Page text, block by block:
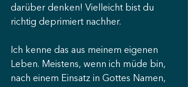
darüber denken! Vielleicht bist du
richtig deprimiert nachher.
Ich kenne das aus meinem eigenen
Leben. Meistens, wenn ich müde bin,
nach einem Einsatz in Gottes Namen,